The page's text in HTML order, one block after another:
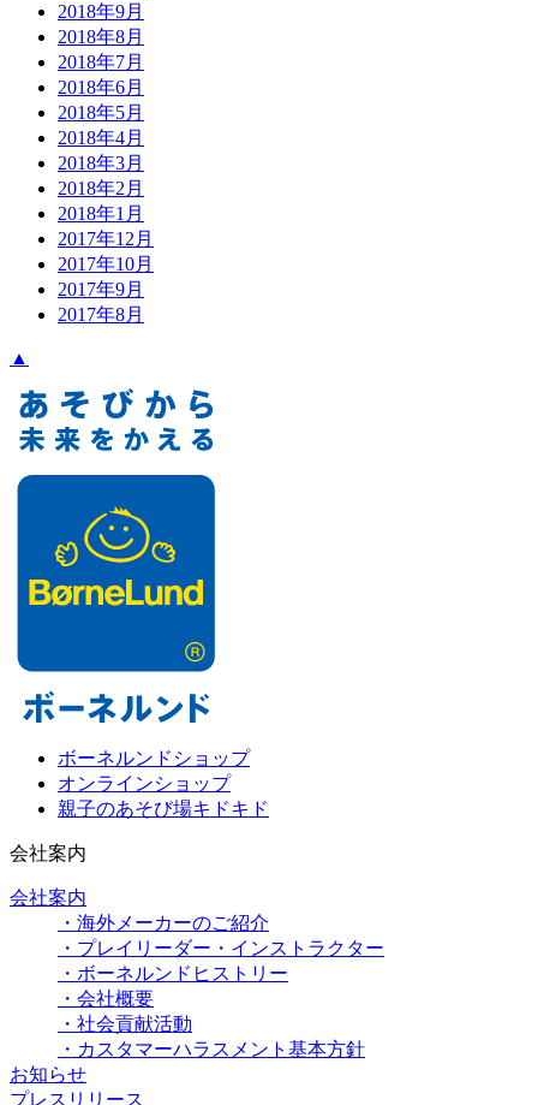
2018年9月
2018年8月
2018年7月
2018年6月
2018年5月
2018年4月
2018年3月
2018年2月
2018年1月
2017年12月
2017年10月
2017年9月
2017年8月
▲
ボーネルンドショップ
オンラインショップ
親子のあそび場キドキド
会社案内
会社案内
・海外メーカーのご紹介
・プレイリーダー・インストラクター
・ボーネルンドヒストリー
・会社概要
・社会貢献活動
・カスタマーハラスメント基本方針
お知らせ
プレスリリース